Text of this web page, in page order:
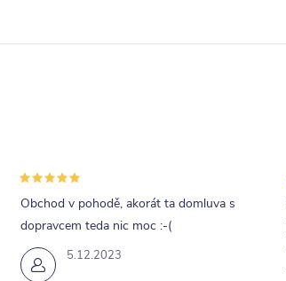
5.12.2023
Obchod v pohodě, akorát ta domluva s
dopravcem teda nic moc :-(